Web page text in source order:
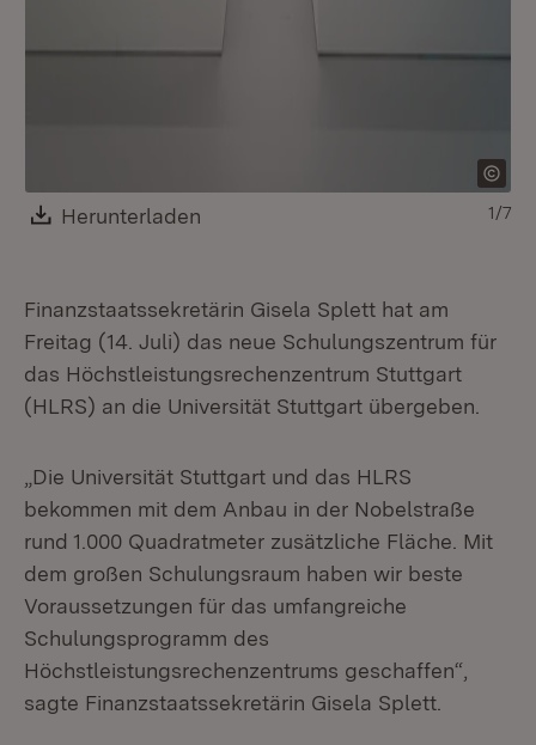
Download:
Herunterladen 1/7
Finanzstaatssekretärin Gisela Splett hat am
Freitag (14. Juli) das neue Schulungszentrum für
das Höchstleistungsrechenzentrum Stuttgart
(HLRS) an die Universität Stuttgart übergeben.
„Die Universität Stuttgart und das HLRS
bekommen mit dem Anbau in der Nobelstraße
rund 1.000 Quadratmeter zusätzliche Fläche. Mit
dem großen Schulungsraum haben wir beste
Voraussetzungen für das umfangreiche
Schulungsprogramm des
Höchstleistungsrechenzentrums geschaffen“,
sagte Finanzstaatssekretärin Gisela Splett.